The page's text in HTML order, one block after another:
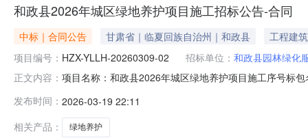
和政县2026年城区绿地养护项目施工招标公告-合同
中标｜合同公告 甘肃省｜临夏回族自治州｜和政县
工程建筑
项目编号： HZX-YLLH-20260309-02 招标单位： 和政县园林绿化
正文内容： 项目名称：和政县2026年城区绿地养护项目施工序号标
发布时间： 2026-03-19 22:11
相关产品：
绿地养护